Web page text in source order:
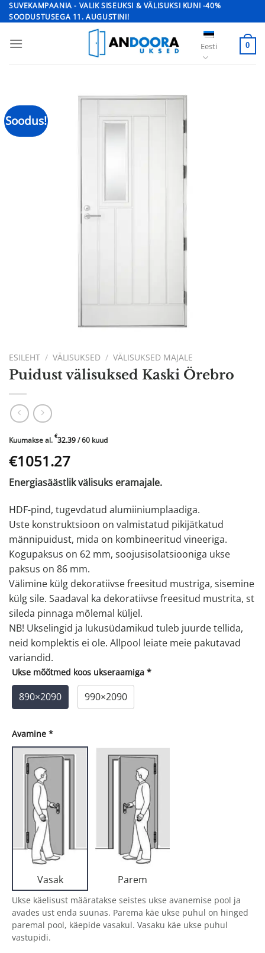
Skip
to
SUVEKAMPAANIA - VALIK SISEUKSI & VÄLISUKSI KUNI -40%
SOODUSTUSEGA 11. AUGUSTINI!
Eesti 0
Soodus!
ESILEHT / VÄLISUKSED / VÄLISUKSED MAJALE
Puidust välisuksed Kaski Örebro
Kuumakse al. €32.39/ 60 kuud
Algne
hind
oli:
€1752.11.
€1051.27Praegune
hind
on:
€1051.27.
Energiasäästlik välisuks eramajale.
HDF-pind, tugevdatud alumiiniumplaadiga.
Uste konstruktsioon on valmistatud pikijätkatud
männipuidust, mida on kombineeritud vineeriga.
Kogupaksus on 62 mm, soojusisolatsiooniga ukse
paksus on 86 mm.
Välimine külg dekoratiivse freesitud mustriga, sisemine
külg sile. Saadaval ka dekoratiivse freesitud mustrita, st
sileda pinnaga mõlemal küljel.
NB! Ukselingid ja lukusüdamikud tuleb juurde tellida,
neid komplektis ei ole. Allpool leiate meie pakutavad
variandid.
Ukse mõõtmed koos ukseraamiga *
890×2090 990×2090
Avamine *
Vasak Parem
Ukse käelisust määratakse seistes ukse avanemise pool ja
avades ust enda suunas. Parema käe ukse puhul on hinged
paremal pool, käepide vasakul. Vasaku käe ukse puhul
vastupidi.